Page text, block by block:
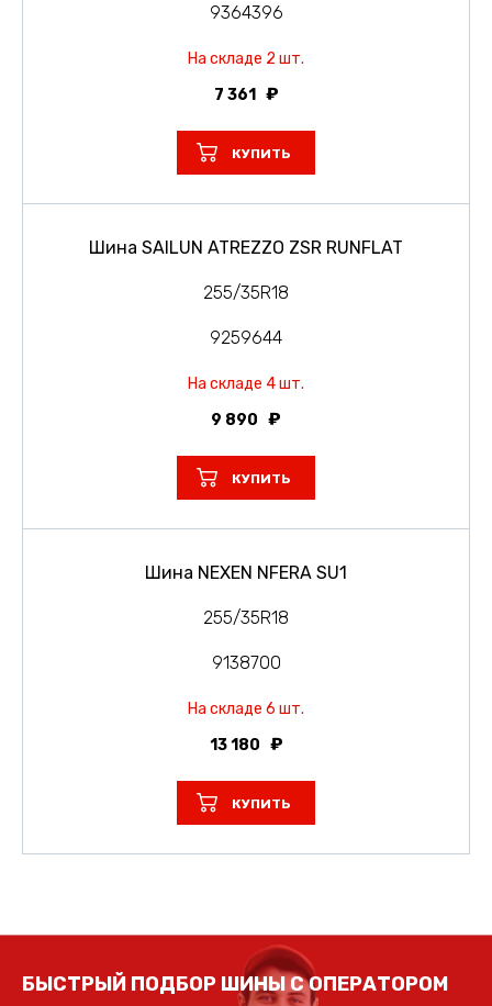
9364396
На складе 2 шт.
7 361
КУПИТЬ
Шина SAILUN ATREZZO ZSR RUNFLAT
255/35R18
9259644
На складе 4 шт.
9 890
КУПИТЬ
Шина NEXEN NFERA SU1
255/35R18
9138700
На складе 6 шт.
13 180
КУПИТЬ
БЫСТРЫЙ ПОДБОР ШИНЫ С ОПЕРАТОРОМ